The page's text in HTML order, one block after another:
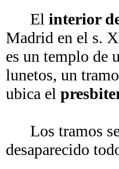
El interior
Madrid en el s.
es un templo de
lunetos, un
ubica el
Los tramos se
desaparecido